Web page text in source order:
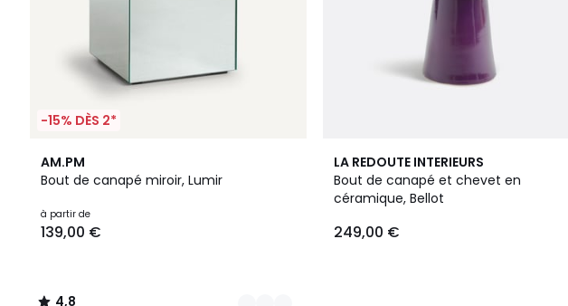
-15% DÈS 2*
AM.PM
Bout de canapé miroir, Lumir
à partir de
139,00 €
4,8
/ 5
2
Couleurs
4,8
LA REDOUTE INTERIEURS
Bout de canapé et chevet en
céramique, Bellot
249,00 €